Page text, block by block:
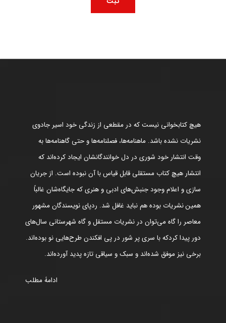
هیچ کتابخوانی نیست که در مقطعی از زندگی خود اسیر جادوی
نشریات نشده باشد. ماهنامه‌ها، فصلنامه‌ها و حتی گاهنامه‌ها به
وقت انتشار خود شوری در دل خوانندگانشان ایجاد کرده‌اند که
انتشار هیچ کتاب مستقلی قابل قیاس با آن نبوده است. از جریان
سازی و اعلام وجود جنبش‌های ادبی و هنری که جایگاه‌شان غالباً
همین نشریات بوده هم نباید غافل شد. ردپای نویسندگان مشهور
معاصر را گاه می‌توان در نشریات مستقل و گاه شهرستانی سال‌های
دور پیدا کردکه با سری پر شور در پی افکندن طرح‌هایی نو بوده‌اند.
برخی نیز موفق شده‌اند و سبک و سیاقی تازه پدید آورده‌اند.
ادامۀ مطلب